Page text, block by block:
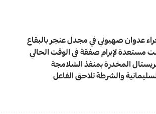
مستعدة لإبرام صفقة في الوقت الحالي